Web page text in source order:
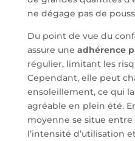
ne dégage pas de
Du point de vue du
assure une adhérence
régulier, limitant les
Cependant, elle peut
ensoleillement, ce qui
agréable en plein été.
moyenne se situe entre
l’intensité d’utilisation